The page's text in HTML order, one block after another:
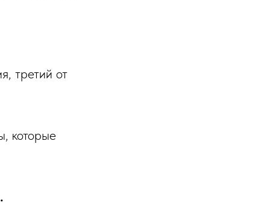
третий от
которые